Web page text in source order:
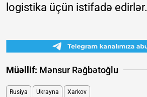
logistika üçün istifadə edirlər.
Müəllif: Mənsur Rəğbətoğlu
Rusiya Ukrayna Xarkov